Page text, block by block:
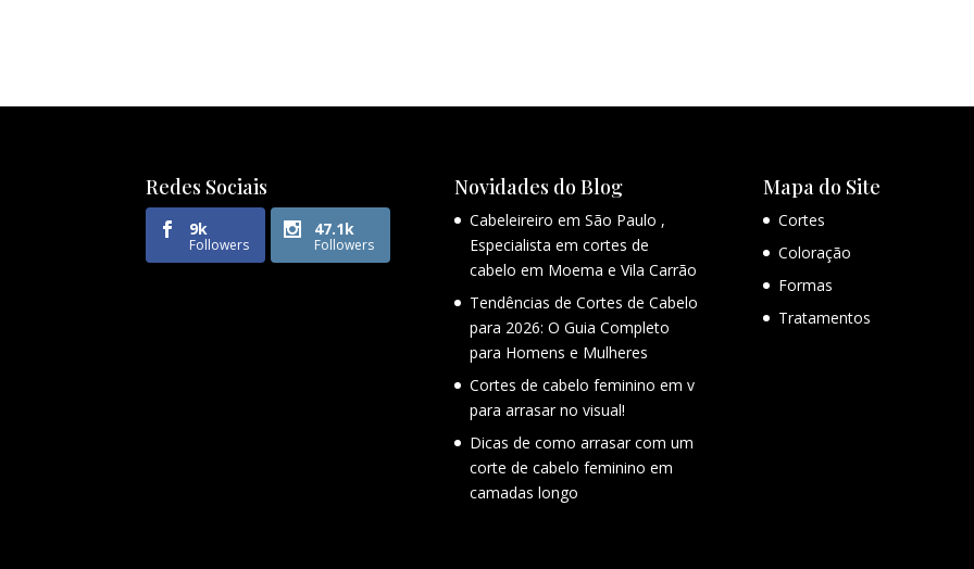
Redes Sociais
9k
Followers
47.1k
Followers
Novidades do Blog
Cabeleireiro em São Paulo ,
Especialista em cortes de
cabelo em Moema e Vila Carrão
Tendências de Cortes de Cabelo
para 2026: O Guia Completo
para Homens e Mulheres
Cortes de cabelo feminino em v
para arrasar no visual!
Dicas de como arrasar com um
corte de cabelo feminino em
camadas longo
Mapa do Site
Cortes
Coloração
Formas
Tratamentos